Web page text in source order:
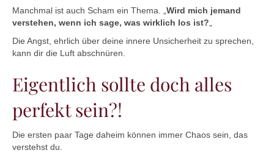
Manchmal ist auch Scham ein Thema. „ Wird mich jemand
verstehen, wenn ich sage, was wirklich los ist?
Die Angst, ehrlich über deine innere Unsicherheit zu sprechen,
kann dir die Luft abschnüren.
Eigentlich sollte doch alles
perfekt sein?!
Die ersten paar Tage daheim können immer Chaos sein, das
verstehst du.